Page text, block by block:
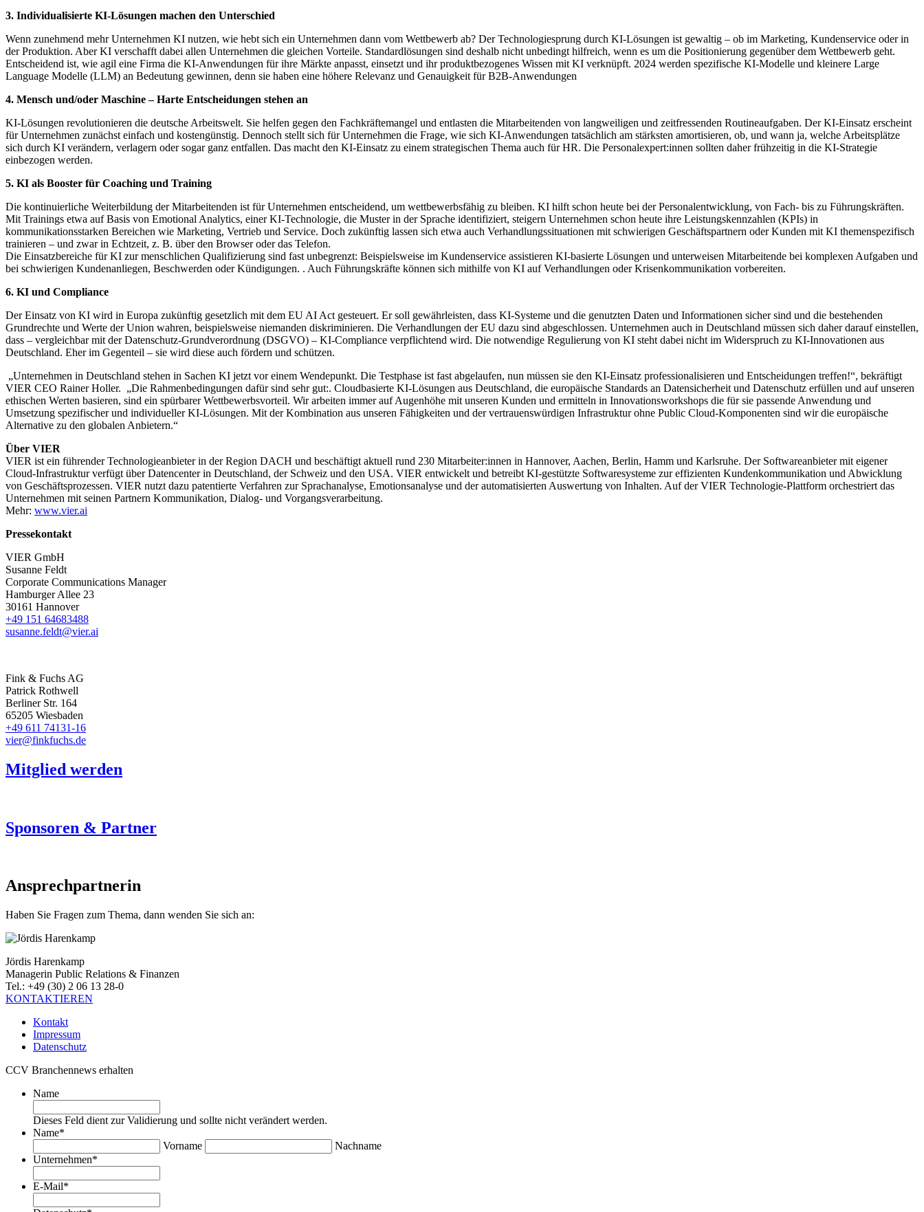
3. Individualisierte KI-Lösungen machen den Unterschied
Wenn zunehmend mehr Unternehmen KI nutzen, wie hebt sich ein Unternehmen dann vom Wettbewerb ab? Der Technologiesprung durch KI-Lösungen ist gewaltig – ob im Marketing, Kundenservice oder in
der Produktion. Aber KI verschafft dabei allen Unternehmen die gleichen Vorteile. Standardlösungen sind deshalb nicht unbedingt hilfreich, wenn es um die Positionierung gegenüber dem Wettbewerb geht.
Entscheidend ist, wie agil eine Firma die KI-Anwendungen für ihre Märkte anpasst, einsetzt und ihr produktbezogenes Wissen mit KI verknüpft. 2024 werden spezifische KI-Modelle und kleinere Large
Language Modelle (LLM) an Bedeutung gewinnen, denn sie haben eine höhere Relevanz und Genauigkeit für B2B-Anwendungen
4. Mensch und/oder Maschine – Harte Entscheidungen stehen an
KI-Lösungen revolutionieren die deutsche Arbeitswelt. Sie helfen gegen den Fachkräftemangel und entlasten die Mitarbeitenden von langweiligen und zeitfressenden Routineaufgaben. Der KI-Einsatz erscheint
für Unternehmen zunächst einfach und kostengünstig. Dennoch stellt sich für Unternehmen die Frage, wie sich KI-Anwendungen tatsächlich am stärksten amortisieren, ob, und wann ja, welche Arbeitsplätze
sich durch KI verändern, verlagern oder sogar ganz entfallen. Das macht den KI-Einsatz zu einem strategischen Thema auch für HR. Die Personalexpert:innen sollten daher frühzeitig in die KI-Strategie
einbezogen werden.
5. KI als Booster für Coaching und Training
Die kontinuierliche Weiterbildung der Mitarbeitenden ist für Unternehmen entscheidend, um wettbewerbsfähig zu bleiben. KI hilft schon heute bei der Personalentwicklung, von Fach- bis zu Führungskräften.
Mit Trainings etwa auf Basis von Emotional Analytics, einer KI-Technologie, die Muster in der Sprache identifiziert, steigern Unternehmen schon heute ihre Leistungskennzahlen (KPIs) in
kommunikationsstarken Bereichen wie Marketing, Vertrieb und Service. Doch zukünftig lassen sich etwa auch Verhandlungssituationen mit schwierigen Geschäftspartnern oder Kunden mit KI themenspezifisch
trainieren – und zwar in Echtzeit, z. B. über den Browser oder das Telefon.
Die Einsatzbereiche für KI zur menschlichen Qualifizierung sind fast unbegrenzt: Beispielsweise im Kundenservice assistieren KI-basierte Lösungen und unterweisen Mitarbeitende bei komplexen Aufgaben und
bei schwierigen Kundenanliegen, Beschwerden oder Kündigungen. . Auch Führungskräfte können sich mithilfe von KI auf Verhandlungen oder Krisenkommunikation vorbereiten.
6. KI und Compliance
Der Einsatz von KI wird in Europa zukünftig gesetzlich mit dem EU AI Act gesteuert. Er soll gewährleisten, dass KI-Systeme und die genutzten Daten und Informationen sicher sind und die bestehenden
Grundrechte und Werte der Union wahren, beispielsweise niemanden diskriminieren. Die Verhandlungen der EU dazu sind abgeschlossen. Unternehmen auch in Deutschland müssen sich daher darauf einstellen,
dass – vergleichbar mit der Datenschutz-Grundverordnung (DSGVO) – KI-Compliance verpflichtend wird. Die notwendige Regulierung von KI steht dabei nicht im Widerspruch zu KI-Innovationen aus
Deutschland. Eher im Gegenteil – sie wird diese auch fördern und schützen.
„Unternehmen in Deutschland stehen in Sachen KI jetzt vor einem Wendepunkt. Die Testphase ist fast abgelaufen, nun müssen sie den KI-Einsatz professionalisieren und Entscheidungen treffen!“, bekräftigt
VIER CEO Rainer Holler. „Die Rahmenbedingungen dafür sind sehr gut:. Cloudbasierte KI-Lösungen aus Deutschland, die europäische Standards an Datensicherheit und Datenschutz erfüllen und auf unseren
ethischen Werten basieren, sind ein spürbarer Wettbewerbsvorteil. Wir arbeiten immer auf Augenhöhe mit unseren Kunden und ermitteln in Innovationsworkshops die für sie passende Anwendung und
Umsetzung spezifischer und individueller KI-Lösungen. Mit der Kombination aus unseren Fähigkeiten und der vertrauenswürdigen Infrastruktur ohne Public Cloud-Komponenten sind wir die europäische
Alternative zu den globalen Anbietern.“
Über VIER
VIER ist ein führender Technologieanbieter in der Region DACH und beschäftigt aktuell rund 230 Mitarbeiter:innen in Hannover, Aachen, Berlin, Hamm und Karlsruhe. Der Softwareanbieter mit eigener
Cloud-Infrastruktur verfügt über Datencenter in Deutschland, der Schweiz und den USA. VIER entwickelt und betreibt KI-gestützte Softwaresysteme zur effizienten Kundenkommunikation und Abwicklung
von Geschäftsprozessen. VIER nutzt dazu patentierte Verfahren zur Sprachanalyse, Emotionsanalyse und der automatisierten Auswertung von Inhalten. Auf der VIER Technologie-Plattform orchestriert das
Unternehmen mit seinen Partnern Kommunikation, Dialog- und Vorgangsverarbeitung.
Mehr: www.vier.ai
Pressekontakt
VIER GmbH
Susanne Feldt
Corporate Communications Manager
Hamburger Allee 23
30161 Hannover
+49 151 64683488
susanne.feldt@vier.ai
Fink & Fuchs AG
Patrick Rothwell
Berliner Str. 164
65205 Wiesbaden
+49 611 74131-16
vier@finkfuchs.de
Mitglied werden
Sponsoren & Partner
Ansprechpartnerin
Haben Sie Fragen zum Thema, dann wenden Sie sich an:
Jördis Harenkamp
Managerin Public Relations & Finanzen
Tel.: +49 (30) 2 06 13 28-0
KONTAKTIEREN
Kontakt
Impressum
Datenschutz
CCV Branchennews erhalten
Name
Dieses Feld dient zur Validierung und sollte nicht verändert werden.
Name*
Vorname
Nachname
Unternehmen*
E-Mail*